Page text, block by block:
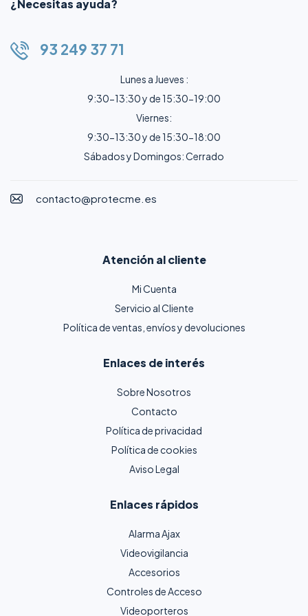
¿Necesitas ayuda?
93 249 37 71
Lunes a Jueves :
9:30-13:30 y de 15:30-19:00
Viernes:
9:30-13:30 y de 15:30-18:00
Sábados y Domingos: Cerrado
contacto@protecme.es
Atención al cliente
Mi Cuenta
Servicio al Cliente
Política de ventas, envíos y devoluciones
Enlaces de interés
Sobre Nosotros
Contacto
Política de privacidad
Política de cookies
Aviso Legal
Enlaces rápidos
Alarma Ajax
Videovigilancia
Accesorios
Controles de Acceso
Videoporteros